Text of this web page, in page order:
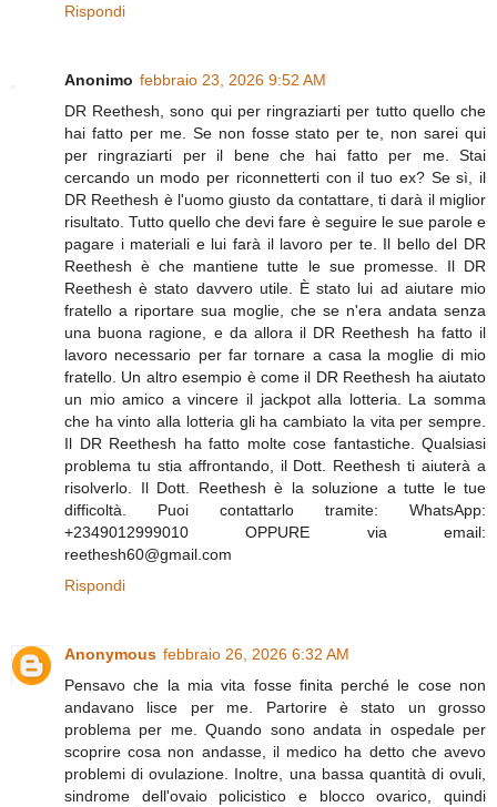
Rispondi
Anonimo febbraio 23, 2026 9:52 AM
DR Reethesh, sono qui per ringraziarti per tutto quello che
hai fatto per me. Se non fosse stato per te, non sarei qui
per ringraziarti per il bene che hai fatto per me. Stai
cercando un modo per riconnetterti con il tuo ex? Se sì, il
DR Reethesh è l'uomo giusto da contattare, ti darà il miglior
risultato. Tutto quello che devi fare è seguire le sue parole e
pagare i materiali e lui farà il lavoro per te. Il bello del DR
Reethesh è che mantiene tutte le sue promesse. Il DR
Reethesh è stato davvero utile. È stato lui ad aiutare mio
fratello a riportare sua moglie, che se n'era andata senza
una buona ragione, e da allora il DR Reethesh ha fatto il
lavoro necessario per far tornare a casa la moglie di mio
fratello. Un altro esempio è come il DR Reethesh ha aiutato
un mio amico a vincere il jackpot alla lotteria. La somma
che ha vinto alla lotteria gli ha cambiato la vita per sempre.
Il DR Reethesh ha fatto molte cose fantastiche. Qualsiasi
problema tu stia affrontando, il Dott. Reethesh ti aiuterà a
risolverlo. Il Dott. Reethesh è la soluzione a tutte le tue
difficoltà. Puoi contattarlo tramite: WhatsApp:
+2349012999010 OPPURE via email:
reethesh60@gmail.com
Rispondi
Anonymous febbraio 26, 2026 6:32 AM
Pensavo che la mia vita fosse finita perché le cose non
andavano lisce per me. Partorire è stato un grosso
problema per me. Quando sono andata in ospedale per
scoprire cosa non andasse, il medico ha detto che avevo
problemi di ovulazione. Inoltre, una bassa quantità di ovuli,
sindrome dell'ovaio policistico e blocco ovarico, quindi